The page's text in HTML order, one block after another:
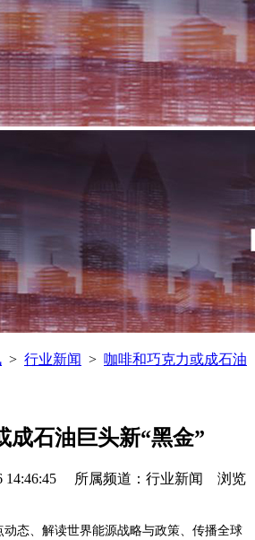
> 行业新闻 > 咖啡和巧克力或成石油
成石油巨头新“黑金”
14:46:45 所属频道：行业新闻 浏览
态、解读世界能源战略与政策、传播全球